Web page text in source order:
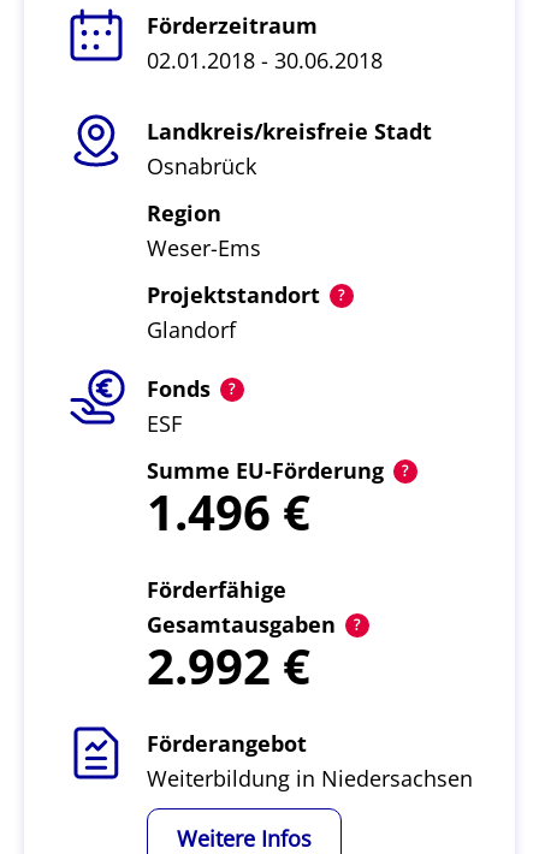
Förderzeitraum
02.01.2018 - 30.06.2018
Landkreis/kreisfreie Stadt
Osnabrück
Region
Weser-Ems
Projektstandort
Glandorf
Fonds
ESF
Summe EU-Förderung
1.496
Förderfähige
Gesamtausgaben
2.992
Förderangebot
Weiterbildung in Niedersachsen
Weitere Infos